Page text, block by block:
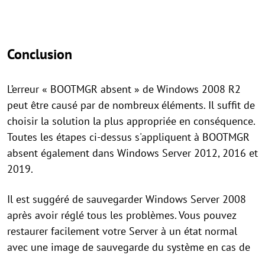
Conclusion
L’erreur « BOOTMGR absent » de Windows 2008 R2
peut être causé par de nombreux éléments. Il suffit de
choisir la solution la plus appropriée en conséquence.
Toutes les étapes ci-dessus s'appliquent à BOOTMGR
absent également dans Windows Server 2012, 2016 et
2019.
Il est suggéré de sauvegarder Windows Server 2008
après avoir réglé tous les problèmes. Vous pouvez
restaurer facilement votre Server à un état normal
avec une image de sauvegarde du système en cas de